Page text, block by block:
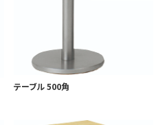
テーブル 500角